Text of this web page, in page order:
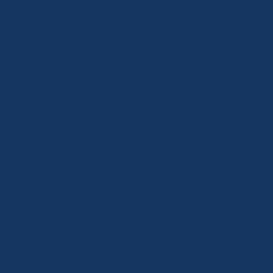
Le Dr Zoccola a soutenu son doctorat en
Sophia Antipolis, et a travaillé ensuite à
conduit naturellement vers la biologie
Depuis 2000, il est chercheur au Centre
symbioses. Depuis plus de 20 ans, il